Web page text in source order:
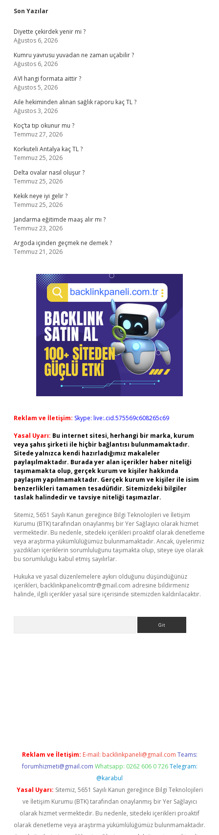
Sidebar
Son Yazılar
Diyette çekirdek yenir mi ?
Ağustos 6, 2026
Kumru yavrusu yuvadan ne zaman uçabilir ?
Ağustos 6, 2026
AVI hangi formata aittir ?
Ağustos 5, 2026
Aile hekiminden alınan sağlık raporu kaç TL ?
Ağustos 3, 2026
Koç’ta tıp okunur mu ?
Temmuz 27, 2026
Korkuteli Antalya kaç TL ?
Temmuz 25, 2026
Delta ovalar nasıl oluşur ?
Temmuz 25, 2026
Kekik neye iyi gelir ?
Temmuz 25, 2026
Jandarma eğitimde maaş alır mı ?
Temmuz 23, 2026
Argoda içinden geçmek ne demek ?
Temmuz 21, 2026
Reklam ve İletişim: Skype: live:.cid.575569c608265c69
Yasal Uyarı: Bu internet sitesi, herhangi bir marka, kurum
veya şahıs şirketi ile hiçbir bağlantısı bulunmamaktadır.
Sitede yalnızca kendi hazırladığımız makaleler
paylaşılmaktadır. Burada yer alan içerikler haber niteliği
taşımamakta olup, gerçek kurum ve kişiler hakkında
paylaşım yapılmamaktadır. Gerçek kurum ve kişiler ile isim
benzerlikleri tamamen tesadüfidir. Sitemizdeki bilgiler
taslak halindedir ve tavsiye niteliği taşımazlar.
Sitemiz, 5651 Sayılı Kanun gereğince Bilgi Teknolojileri ve İletişim
Kurumu (BTK) tarafından onaylanmış bir Yer Sağlayıcı olarak hizmet
vermektedir. Bu nedenle, sitedeki içerikleri proaktif olarak denetleme
veya araştırma yükümlülüğümüz bulunmamaktadır. Ancak, üyelerimiz
yazdıkları içeriklerin sorumluluğunu taşımakta olup, siteye üye olarak
bu sorumluluğu kabul etmiş sayılırlar.
Hukuka ve yasal düzenlemelere aykırı olduğunu düşündüğünüz
içerikleri, backlinkpanelicomtr@gmail.com adresine bildirmeniz
halinde, ilgili içerikler yasal süre içerisinde sitemizden kaldırılacaktır.
Reklam ve İletişim: E-mail: backlinkpaneli@gmail.com Teams:
forumhizmeti@gmail.com Whatsapp: 0262 606 0 726 Telegram:
@karabul
Yasal Uyarı: Sitemiz, 5651 Sayılı Kanun gereğince Bilgi Teknolojileri
ve İletişim Kurumu (BTK) tarafından onaylanmış bir Yer Sağlayıcı
olarak hizmet vermektedir. Bu nedenle, sitedeki içerikleri proaktif
olarak denetleme veya araştırma yükümlülüğümüz bulunmamaktadır.